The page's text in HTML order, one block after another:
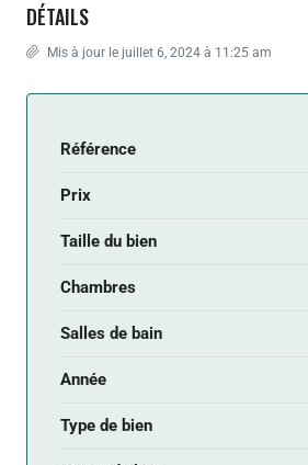
DÉTAILS
Mis à jour le juillet 6, 2024 à 11:25 am
Référence
Prix
Taille du bien
Chambres
Salles de bain
Année
Type de bien